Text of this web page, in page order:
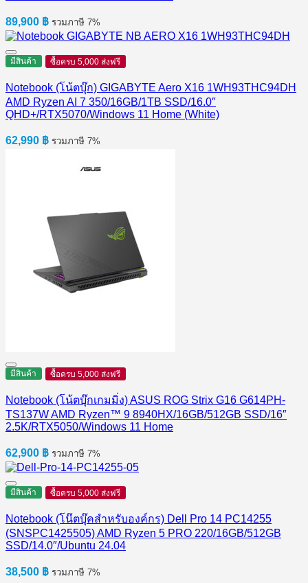
89,900 ฿ รวมภาษี 7%
มีสินค้า ซื้อครบ 5,000 ส่งฟรี
Notebook (โน้ตบุ๊ก) GIGABYTE Aero X16 1WH93THC94DH
AMD Ryzen AI 7 350/16GB/1TB SSD/16.0″
QHD+/RTX5070/Windows 11 Home (White)
62,990 ฿ รวมภาษี 7%
มีสินค้า ซื้อครบ 5,000 ส่งฟรี
Notebook (โน้ตบุ๊กเกมมิ่ง) ASUS ROG Strix G16 G614PH-
TS137W AMD Ryzen™ 9 8940HX/16GB/512GB SSD/16″
2.5K/RTX5050/Windows 11 Home
62,900 ฿ รวมภาษี 7%
มีสินค้า ซื้อครบ 5,000 ส่งฟรี
Notebook (โน๊ตบุ๊คสำหรับองค์กร) Dell Pro 14 PC14255
(SNSPC1425505) AMD Ryzen 5 PRO 220/16GB/512GB
SSD/14.0″/Ubuntu 24.04
38,500 ฿ รวมภาษี 7%